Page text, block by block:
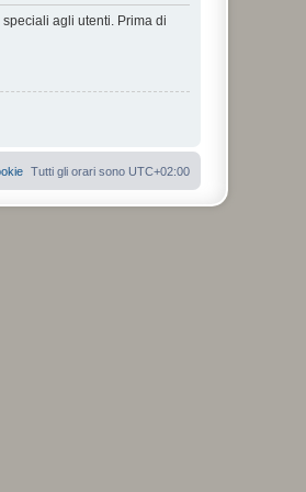
agli utenti. Prima di
Tutti gli orari sono UTC+02:00